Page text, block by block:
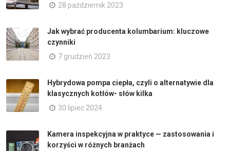
28 październik 2023
Jak wybrać producenta kolumbarium: kluczowe
czynniki
7 grudzień 2023
Hybrydowa pompa ciepła, czyli o alternatywie dla
klasycznych kotłów- słów kilka
30 lipiec 2024
Kamera inspekcyjna w praktyce — zastosowania i
korzyści w różnych branżach